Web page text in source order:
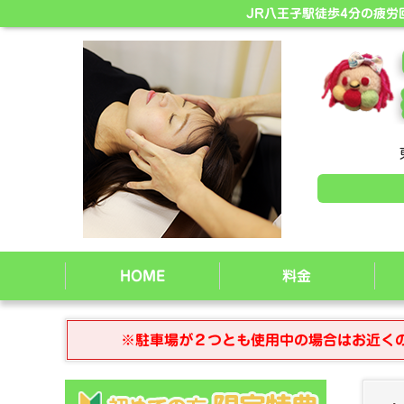
JR八王子駅徒歩4分の疲労
HOME 料金
※駐車場が２つとも使用中の場合はお近く